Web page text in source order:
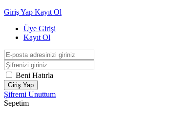
Giriş Yap Kayıt Ol
Üye Girişi
Kayıt Ol
Beni Hatırla
Giriş Yap
Şifremi Unuttum
Sepetim